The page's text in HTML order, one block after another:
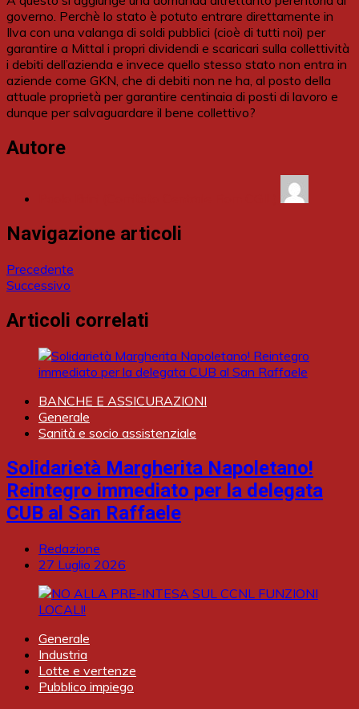
governo. Perchè lo stato è potuto entrare direttamente in
Ilva con una valanga di soldi pubblici (cioè di tutti noi) per
garantire a Mittal i propri dividendi e scaricari sulla collettività
i debiti dell’azienda e invece quello stesso stato non entra in
aziende come GKN, che di debiti non ne ha, al posto della
attuale proprietà per garantire centinaia di posti di lavoro e
dunque per salvaguardare il bene collettivo?
Autore
Navigazione articoli
Precedente
Successivo
Articoli correlati
BANCHE E ASSICURAZIONI
Generale
Sanità e socio assistenziale
Solidarietà Margherita Napoletano!
Reintegro immediato per la delegata
CUB al San Raffaele
Redazione
27 Luglio 2026
Generale
Industria
Lotte e vertenze
Pubblico impiego